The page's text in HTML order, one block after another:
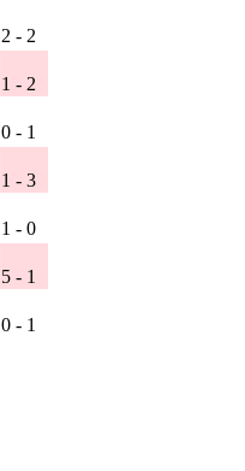
2 - 2
1 - 2
0 - 1
1 - 3
1 - 0
5 - 1
0 - 1